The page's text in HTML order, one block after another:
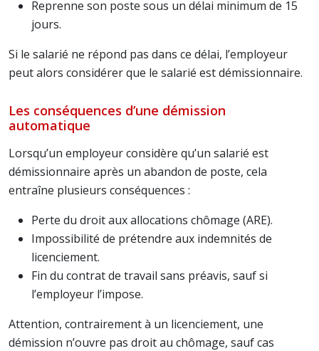
Reprenne son poste sous un délai minimum de 15
jours.
Si le salarié ne répond pas dans ce délai, l’employeur
peut alors considérer que le salarié est démissionnaire.
Les conséquences d’une démission
automatique
Lorsqu’un employeur considère qu’un salarié est
démissionnaire après un abandon de poste, cela
entraîne plusieurs conséquences :
Perte du droit aux allocations chômage (ARE).
Impossibilité de prétendre aux indemnités de
licenciement.
Fin du contrat de travail sans préavis, sauf si
l’employeur l’impose.
Attention, contrairement à un licenciement, une
démission n’ouvre pas droit au chômage, sauf cas